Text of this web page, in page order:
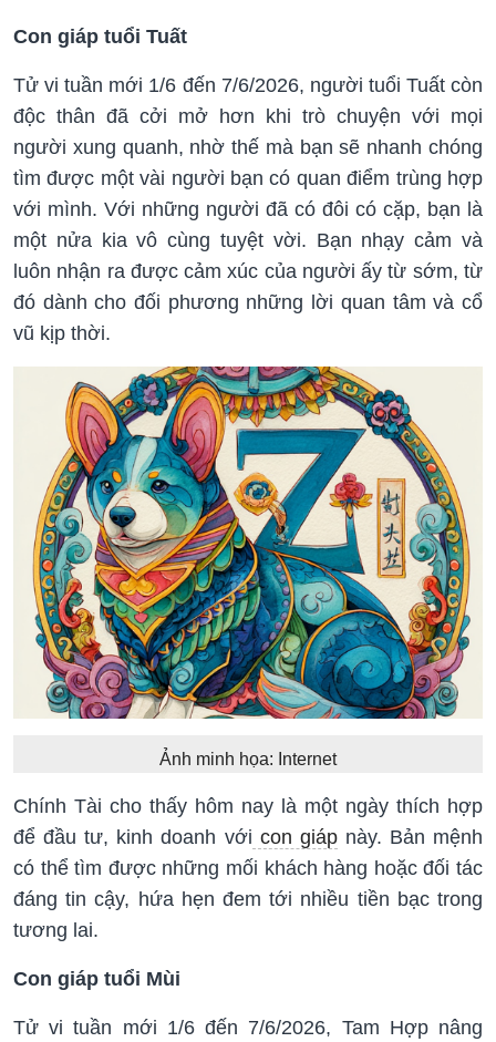
Con giáp tuổi Tuất
Tử vi tuần mới 1/6 đến 7/6/2026, người tuổi Tuất còn
độc thân đã cởi mở hơn khi trò chuyện với mọi
người xung quanh, nhờ thế mà bạn sẽ nhanh chóng
tìm được một vài người bạn có quan điểm trùng hợp
với mình. Với những người đã có đôi có cặp, bạn là
một nửa kia vô cùng tuyệt vời. Bạn nhạy cảm và
luôn nhận ra được cảm xúc của người ấy từ sớm, từ
đó dành cho đối phương những lời quan tâm và cổ
vũ kịp thời.
Ảnh minh họa: Internet
Chính Tài cho thấy hôm nay là một ngày thích hợp
để đầu tư, kinh doanh với con giápnày. Bản mệnh
có thể tìm được những mối khách hàng hoặc đối tác
đáng tin cậy, hứa hẹn đem tới nhiều tiền bạc trong
tương lai.
Con giáp tuổi Mùi
Tử vi tuần mới 1/6 đến 7/6/2026, Tam Hợp nâng